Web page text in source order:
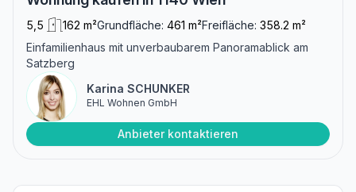
5,5 162 m²Grundfläche: 461 m²Freifläche: 358.2 m²
Einfamilienhaus mit unverbaubarem Panoramablick am
Satzberg
Karina SCHUNKER
EHL Wohnen GmbH
Anbieter kontaktieren